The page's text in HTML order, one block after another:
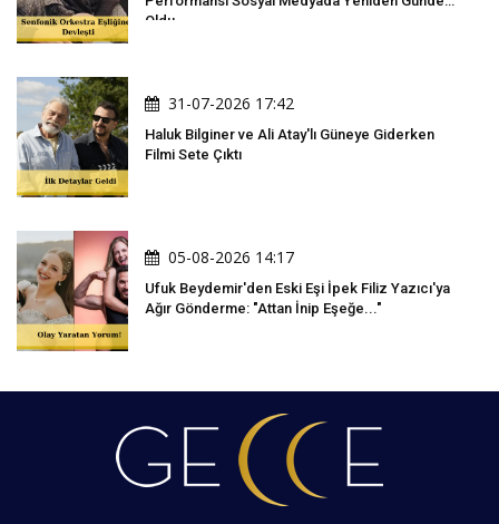
Oldu
31-07-2026 17:42
Haluk Bilginer ve Ali Atay'lı Güneye Giderken
Filmi Sete Çıktı
05-08-2026 14:17
Ufuk Beydemir'den Eski Eşi İpek Filiz Yazıcı'ya
Ağır Gönderme: "Attan İnip Eşeğe..."